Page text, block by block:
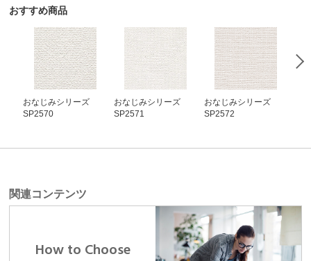
おすすめ商品
おなじみシリーズ
SP2570
おなじみシリーズ
SP2571
おなじみシリーズ
SP2572
関連コンテンツ
How to Choose